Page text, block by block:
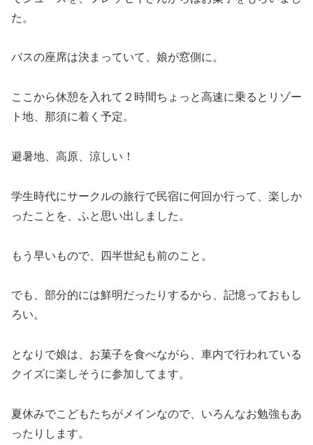
た。
バスの座席は決まっていて、娘が窓側に。
ここから休憩を入れて２時間ちょっと高速に乗るとリゾー
ト地、那須に着く予定。
避暑地、高原、涼しい！
学生時代にサークルの旅行で民宿に何回か行って、楽しか
ったことを、ふと思い出しました。
もう早いもので、四半世紀も前のこと。
でも、部分的には鮮明だったりするから、記憶っておもし
ろい。
となりで娘は、お菓子を食べながら、車内で行われている
クイズに楽しそうに参加してます。
夏休みでこどもたちがメインなので、いろんなお勉強もあ
ったりします。